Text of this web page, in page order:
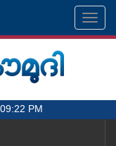
PM